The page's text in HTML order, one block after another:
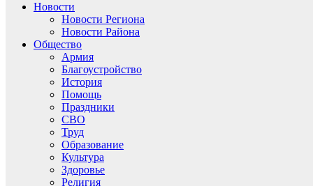
Новости
Новости Региона
Новости Района
Общество
Армия
Благоустройство
История
Помощь
Праздники
СВО
Труд
Образование
Культура
Здоровье
Религия